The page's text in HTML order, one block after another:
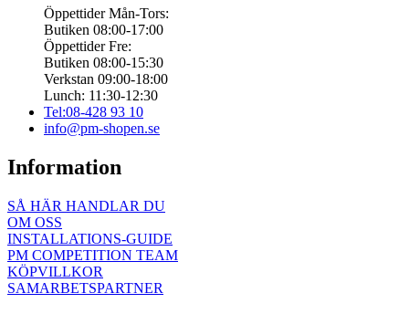
Öppettider Mån-Tors:
Butiken 08:00-17:00
Öppettider Fre:
Butiken 08:00-15:30
Verkstan 09:00-18:00
Lunch: 11:30-12:30
Tel:08-428 93 10
info@pm-shopen.se
Information
SÅ HÄR HANDLAR DU
OM OSS
INSTALLATIONS-GUIDE
PM COMPETITION TEAM
KÖPVILLKOR
SAMARBETSPARTNER